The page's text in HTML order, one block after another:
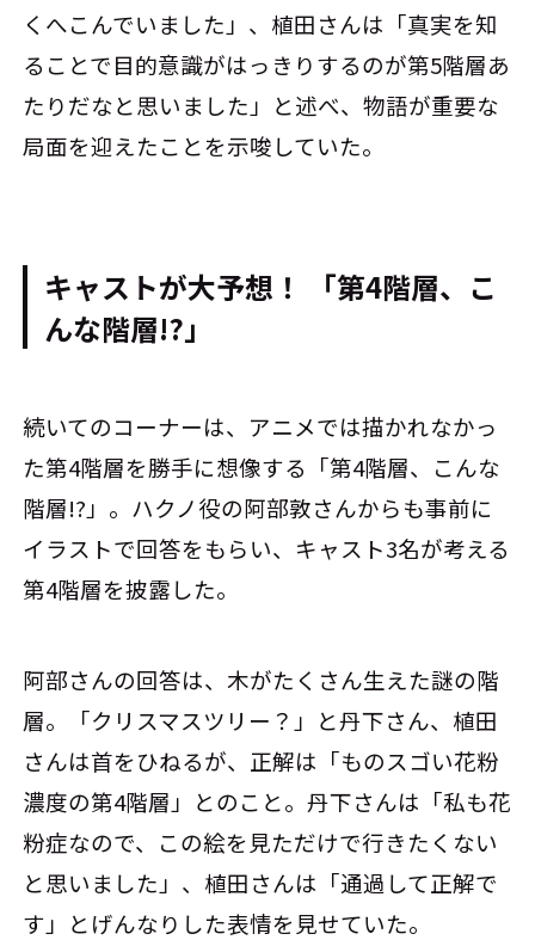
くへこんでいました」、植田さんは「真実を知
ることで目的意識がはっきりするのが第5階層あ
たりだなと思いました」と述べ、物語が重要な
局面を迎えたことを示唆していた。
キャストが大予想！ 「第4階層、こ
んな階層!?」
続いてのコーナーは、アニメでは描かれなかっ
た第4階層を勝手に想像する「第4階層、こんな
階層!?」。ハクノ役の阿部敦さんからも事前に
イラストで回答をもらい、キャスト3名が考える
第4階層を披露した。
阿部さんの回答は、木がたくさん生えた謎の階
層。「クリスマスツリー？」と丹下さん、植田
さんは首をひねるが、正解は「ものスゴい花粉
濃度の第4階層」とのこと。丹下さんは「私も花
粉症なので、この絵を見ただけで行きたくない
と思いました」、植田さんは「通過して正解で
す」とげんなりした表情を見せていた。